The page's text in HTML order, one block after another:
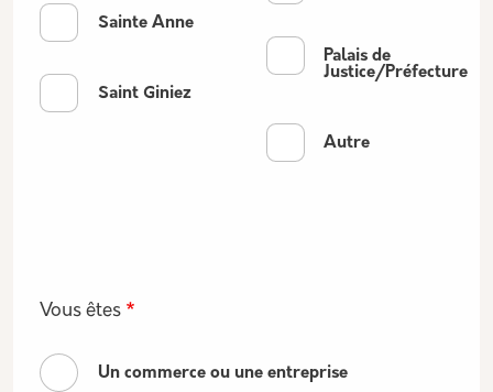
Sainte Anne
Saint Giniez
Palais de
Justice/Préfecture
Autre
Vous êtes
Un commerce ou une entreprise